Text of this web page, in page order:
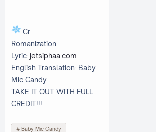
Cr :
Romanization
Lyric:jetsiphaa.com
English Translation: Baby
Mic Candy
TAKE IT OUT WITH FULL
CREDIT!!!
Baby Mic Candy